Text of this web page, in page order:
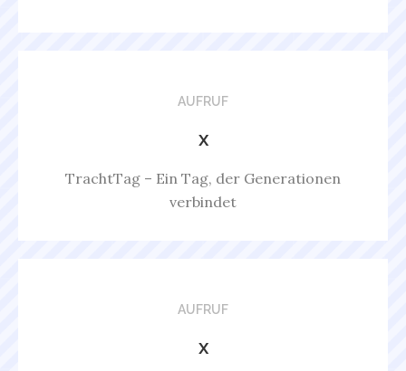
AUFRUF
x
TrachtTag – Ein Tag, der Generationen
verbindet
AUFRUF
x